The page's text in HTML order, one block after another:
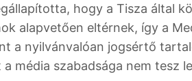
hogy a Tisza által
alapvetően eltérnek, így a
a nyilvánvalóan jogsértő
a média szabadsága nem tesz